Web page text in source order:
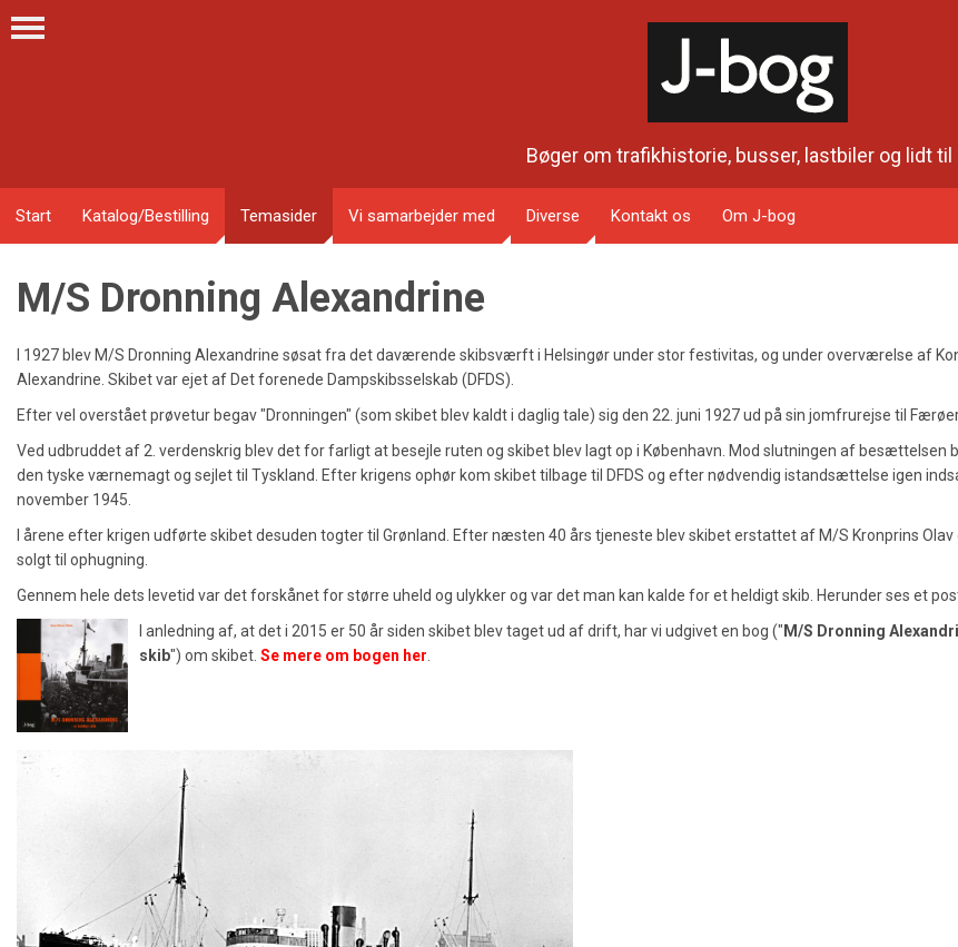
Bøger om trafikhistorie, busser, lastbiler og lidt til
Start Katalog/Bestilling Temasider Vi samarbejder med Diverse Kontakt os Om J-bog
M/S Dronning Alexandrine
I 1927 blev M/S Dronning Alexandrine søsat fra det daværende skibsværft i Helsingør under stor festivitas, og under overværelse af
Alexandrine. Skibet var ejet af Det forenede Dampskibsselskab (DFDS).
Efter vel overstået prøvetur begav "Dronningen" (som skibet blev kaldt i daglig tale) sig den 22. juni 1927 ud på sin jomfrurejse til
Ved udbruddet af 2. verdenskrig blev det for farligt at besejle ruten og skibet blev lagt op i København. Mod slutningen af besættelsen
den tyske værnemagt og sejlet til Tyskland. Efter krigens ophør kom skibet tilbage til DFDS og efter nødvendig istandsættelse igen
november 1945.
I årene efter krigen udførte skibet desuden togter til Grønland. Efter næsten 40 års tjeneste blev skibet erstattet af M/S Kronprins
solgt til ophugning.
Gennem hele dets levetid var det forskånet for større uheld og ulykker og var det man kan kalde for et heldigt skib. Herunder ses et
I anledning af, at det i 2015 er 50 år siden skibet blev taget ud af drift, har vi udgivet en bog (" M/S Dronning
skib") om skibet. Se mere om bogen her